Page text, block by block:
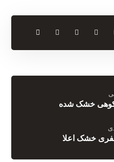
کوهی خشک شده
خشک اعلا